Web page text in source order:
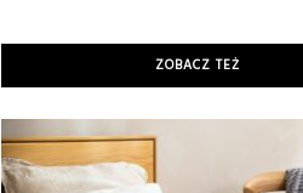
ZOBACZ TEŻ